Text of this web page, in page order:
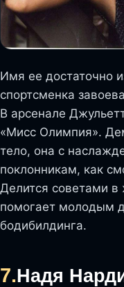
Имя ее достаточно
спортсменка
В арсенале
«Мисс Олимпия».
тело, она с
поклонникам, как
Делится советами
помогает молодым
бодибилдинга.
7.Надя